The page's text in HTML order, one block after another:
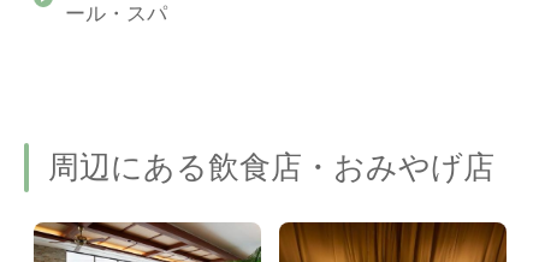
ール・スパ
周辺にある飲食店・おみやげ店